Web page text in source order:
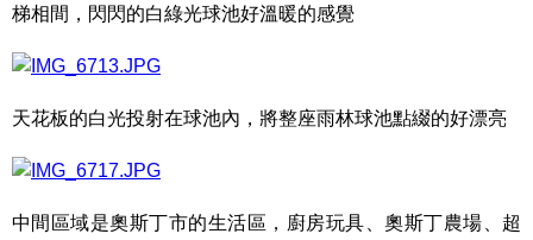
梯相間，閃閃的白綠光球池好溫暖的感覺
天花板的白光投射在球池內，將整座雨林球池點綴的好漂亮
中間區域是奧斯丁市的生活區，廚房玩具、奧斯丁農場、超